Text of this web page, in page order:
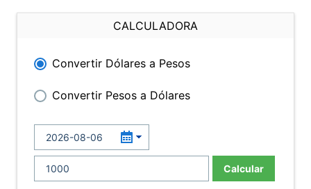
CALCULADORA
Convertir Dólares a Pesos
Convertir Pesos a Dólares
Calcular